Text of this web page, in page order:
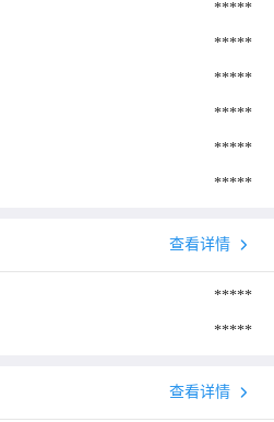
*****
*****
*****
*****
*****
*****
查看详情
*****
*****
查看详情